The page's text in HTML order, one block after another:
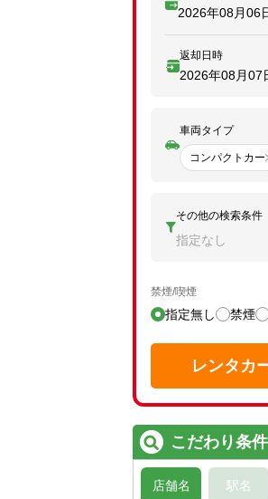
2026年08月06
返却日時
2026年08月07
車両タイプ
コンパクトカー
その他の検索条件
指定なし
禁煙/喫煙
指定無し 禁煙
レンタカ
こだわり条
店舗名 駅名